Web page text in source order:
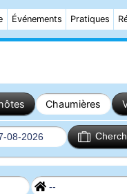
Événements Pratiques
Chaumières